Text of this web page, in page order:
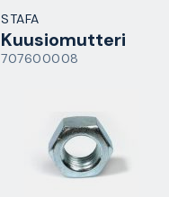
STAFA
Kuusiomutteri
707600008